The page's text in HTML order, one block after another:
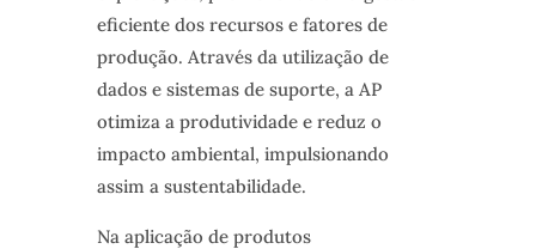
eficiente dos recursos e fatores de
produção. Através da utilização de
dados e sistemas de suporte, a AP
otimiza a produtividade e reduz o
impacto ambiental, impulsionando
assim a sustentabilidade.
Na aplicação de produtos